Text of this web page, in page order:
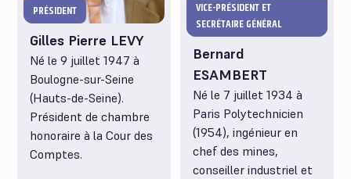
PRÉSIDENT
Gilles Pierre LEVY
Né le 9 juillet 1947 à
Boulogne-sur-Seine
(Hauts-de-Seine).
Président de chambre
honoraire à la Cour des
Comptes.
VICE-PRÉSIDENT ET
SECRÉTAIRE GÉNÉRAL
Bernard
ESAMBERT
Né le 7 juillet 1934 à
Paris Polytechnicien
(1954), ingénieur en
chef des mines,
conseiller industriel et